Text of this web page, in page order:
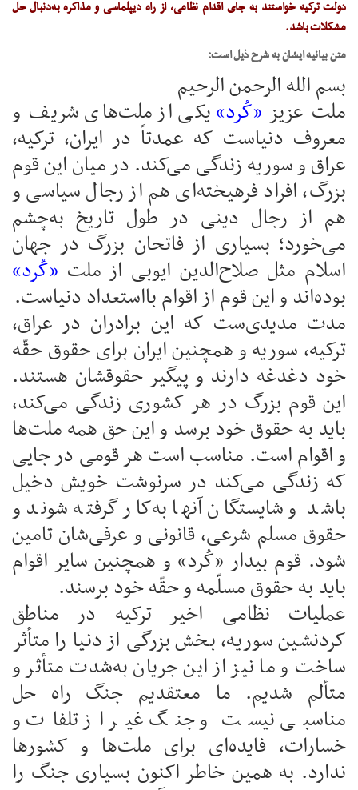
دولت ترکیه خواستند به جای اقدام نظامی، از راه دیپلماسی و مذاکره به‌دنبال حل
مشکلات باشد.
متن بیانیه ایشان به شرح ذیل است:
بسم الله الرحمن الرحیم
ملت عزیز «کُرد»یکی از ملت‌های شریف و
معروف دنیاست که عمدتاً در ایران، ترکیه،
عراق و سوریه زندگی می‌کند. در میان این قوم
بزرگ، افراد فرهیخته‌ای هم از رجال سیاسی و
هم از رجال دینی در طول تاریخ به‌چشم
می‌خورد؛ بسیاری از فاتحان بزرگ در جهان
اسلام مثل صلاح‌الدین ایوبی از ملت «کُرد»
بوده‌اند و این قوم از اقوام بااستعداد دنیاست.
مدت مدیدی‌ست که این برادران در عراق،
ترکیه، سوریه و همچنین ایران برای حقوق حقّه
خود دغدغه دارند و پیگیر حقوقشان هستند.
این قوم بزرگ در هر کشوری زندگی می‌کند،
باید به حقوق خود برسد و این حق همه ملت‌ها
و اقوام است. مناسب است هر قومی در جایی
که زندگی می‌کند در سرنوشت خویش دخیل
باشد و شایستگان آنها به‌کار گرفته شوند و
حقوق مسلم شرعی، قانونی و عرفی‌شان تامین
شود. قوم بیدار «کُرد» و همچنین سایر اقوام
باید به حقوق مسلّمه و حقّه خود برسند.
عملیات نظامی اخیر ترکیه در مناطق
کردنشین سوریه، بخش بزرگی از دنیا را متأثر
ساخت و ما نیز از این جریان به‌شدت متأثر و
متألم شدیم. ما معتقدیم جنگ راه حل
مناسبی نیست و جنگ غیر از تلفات و
خسارات، فایده‌ای برای ملت‌ها و کشورها
ندارد. به همین خاطر اکنون بسیاری جنگ را